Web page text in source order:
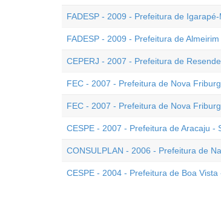
FADESP - 2009 - Prefeitura de
FADESP - 2009 - Prefeitura de
CEPERJ - 2007 - Prefeitura de
FEC - 2007 - Prefeitura de Nova
FEC - 2007 - Prefeitura de Nova
CESPE - 2007 - Prefeitura de Aracaju -
CONSULPLAN - 2006 - Prefeitura de
CESPE - 2004 - Prefeitura de Boa